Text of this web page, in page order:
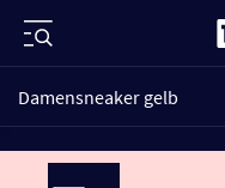
Damensneaker gelb